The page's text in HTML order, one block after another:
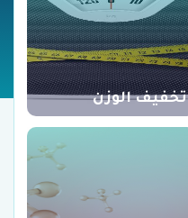
تخفيف الوزن